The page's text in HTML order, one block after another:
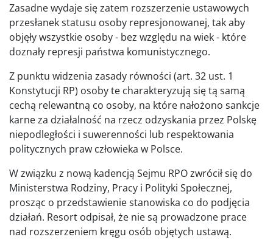
Zasadne wydaje się zatem rozszerzenie ustawowych
przesłanek statusu osoby represjonowanej, tak aby
objęły wszystkie osoby - bez względu na wiek - które
doznały represji państwa komunistycznego.
Z punktu widzenia zasady równości (art. 32 ust. 1
Konstytucji RP) osoby te charakteryzują się tą samą
cechą relewantną co osoby, na które nałożono sankcje
karne za działalność na rzecz odzyskania przez Polskę
niepodległości i suwerenności lub respektowania
politycznych praw człowieka w Polsce.
W związku z nową kadencją Sejmu RPO zwrócił się do
Ministerstwa Rodziny, Pracy i Polityki Społecznej,
prosząc o przedstawienie stanowiska co do podjęcia
działań. Resort odpisał, że nie są prowadzone prace
nad rozszerzeniem kręgu osób objętych ustawą.